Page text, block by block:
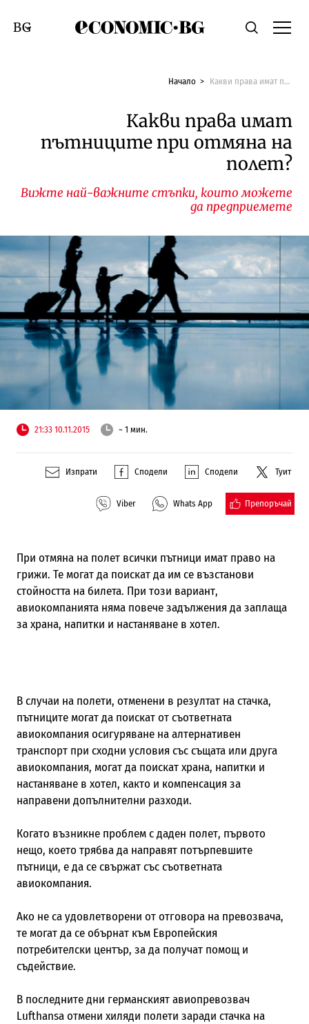
Economic.bgТърсене
Смяна на език
Начало Какви права имат пътниците при отмяна на полет?
Какви права имат
пътниците при отмяна на
полет?
Вижте най-важните стъпки, които можете
да предприемете
21:33 10.11.2015 ~ 1 мин.
Изпрати Сподели Сподели Туит
Viber Whats App Препоръчай
При отмяна на полет всички пътници имат право на
грижи. Те могат да поискат да им се възстанови
стойността на билета. При този вариант,
авиокомпанията няма повече задължения да заплаща
за храна, напитки и настаняване в хотел.
В случаи на полети, отменени в резултат на стачка,
пътниците могат да поискат от съответната
авиокомпания осигуряване на алтернативен
транспорт при сходни условия със същата или друга
авиокомпания, могат да поискат храна, напитки и
настаняване в хотел, както и компенсация за
направени допълнителни разходи.
Когато възникне проблем с даден полет, първото
нещо, което трябва да направят потърпевшите
пътници, е да се свържат със съответната
авиокомпания.
Ако не са удовлетворени от отговора на превозвача,
те могат да се обърнат към Европейския
потребителски център, за да получат помощ и
съдействие.
В последните дни германският авиопревозвач
Lufthansaотмени хиляди полети заради стачка на